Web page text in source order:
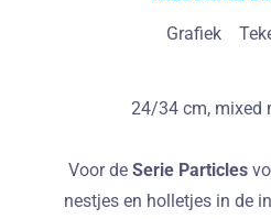
Grafiek
24/34 cm, mixed
Voor de Serie Particles
nestjes en holletjes in de